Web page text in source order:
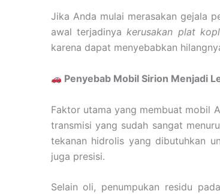
Jika Anda mulai merasakan gejala
awal terjadinyakerusakan plat
karena dapat menyebabkan
Penyebab Mobil Sirion Menjadi
Faktor utama yang membuat mobil
transmisi yang sudah sangat
tekanan hidrolis yang dibutuhkan
juga presisi.
Selain oli, penumpukan residu